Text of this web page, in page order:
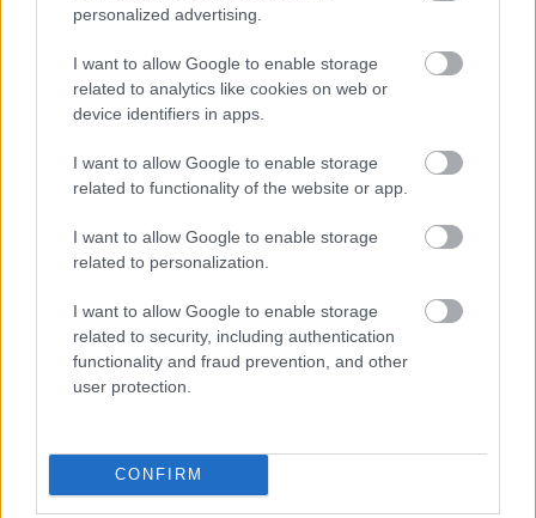
personalized advertising.
I want to allow Google to enable storage
related to analytics like cookies on web or
device identifiers in apps.
I want to allow Google to enable storage
related to functionality of the website or app.
I want to allow Google to enable storage
related to personalization.
I want to allow Google to enable storage
related to security, including authentication
functionality and fraud prevention, and other
user protection.
CONFIRM
Paris Saint-Germain
Manchester United
Felkészülési szezon 4. mérkőzés
2026-08-08 17:00
AC MilanvsManchester United2026-08-15 18:00
ELŐZŐ MÉRKŐZÉSEK
Támogatás